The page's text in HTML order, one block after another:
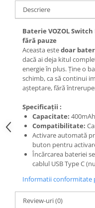
Descriere
Baterie VOZOL
fără pauze
Aceasta estedoar
dacă ai deja kitul
energie în plus. Ține o
schimb, ca să continui
așteptare, fără
Specificații :
Capacitate: 400mAh
Compatibilitate:
Activare automată
buton pentru
Încărcarea bateriei
cablul USB Type C
Informatii conformitate
Review-uri(0)